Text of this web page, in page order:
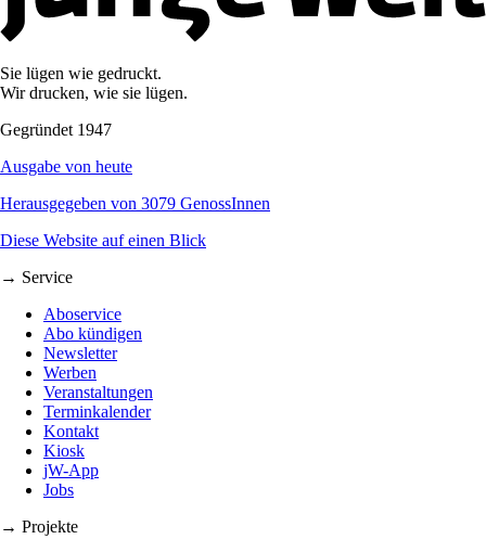
Sie lügen wie gedruckt.
Wir drucken, wie sie lügen.
Gegründet 1947
Ausgabe von heute
Herausgegeben von 3079 GenossInnen
Diese Website auf einen Blick
→ Service
Aboservice
Abo kündigen
Newsletter
Werben
Veranstaltungen
Terminkalender
Kontakt
Kiosk
jW-App
Jobs
→ Projekte